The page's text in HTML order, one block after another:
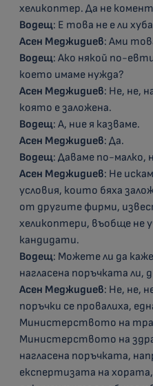
хеликоптер. Да не
Водещ: Е това не е ли
Асен Меджидиев: Ами
Водещ: Ако някой по-
което имаме нужда?
Асен Меджидиев: Не, не,
която е заложена.
Водещ: А, ние я казваме.
Асен Меджидиев: Да.
Водещ: Даваме по-малко,
Асен Меджидиев: Не
условия, които бяха
от другите фирми,
хеликоптери, въобще не
кандидати.
Водещ: Можете ли да
нагласена поръчката ли,
Асен Меджидиев: Не, не,
поръчки се провалиха,
Министерството на
Министерството на
нагласена поръчката,
експертизата на